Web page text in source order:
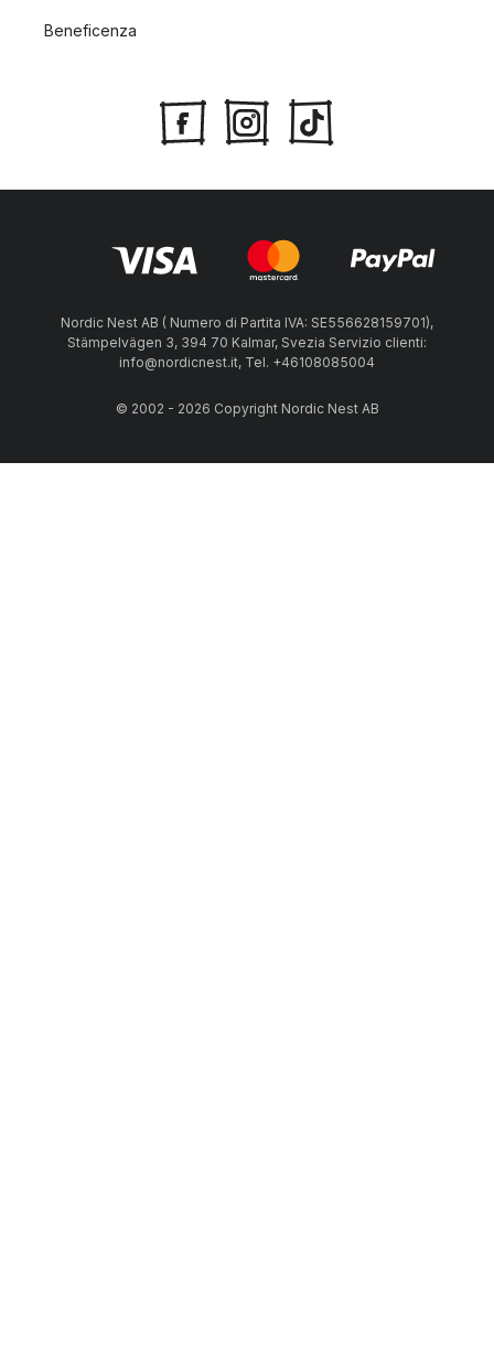
Beneficenza
Nordic Nest AB ( Numero di Partita IVA: SE556628159701),
Stämpelvägen 3, 394 70 Kalmar, Svezia Servizio clienti:
info@nordicnest.it, Tel. +46108085004
© 2002 - 2026 Copyright Nordic Nest AB